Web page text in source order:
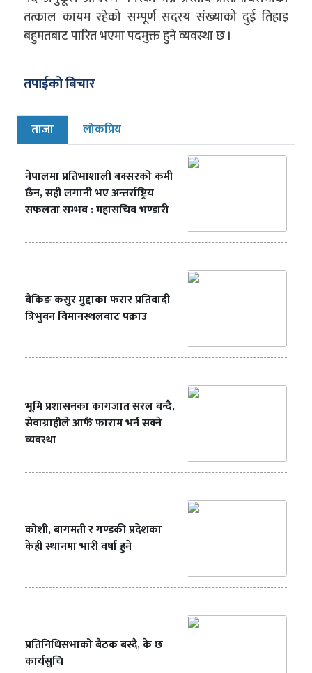
तत्काल कायम रहेको सम्पूर्ण सदस्य संख्याको दुई तिहाइ
बहुमतबाट पारित भएमा पदमुक्त हुने व्यवस्था छ ।
तपाईको बिचार
ताजा लोकप्रिय
नेपालमा प्रतिभाशाली बक्सरको कमी
छैन, सही लगानी भए अन्तर्राष्ट्रिय
सफलता सम्भव : महासचिव भण्डारी
बैंकिङ कसुर मुद्दाका फरार प्रतिवादी
त्रिभुवन विमानस्थलबाट पक्राउ
भूमि प्रशासनका कागजात सरल बन्दै,
सेवाग्राहीले आफैं फाराम भर्न सक्ने
व्यवस्था
कोशी, बागमती र गण्डकी प्रदेशका
केही स्थानमा भारी वर्षा हुने
प्रतिनिधिसभाको बैठक बस्दै, के छ
कार्यसुचि